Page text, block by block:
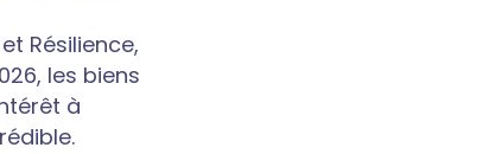
Résilience,
les biens
à